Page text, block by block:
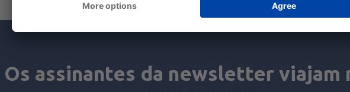
Os assinantes da newsletter viajam